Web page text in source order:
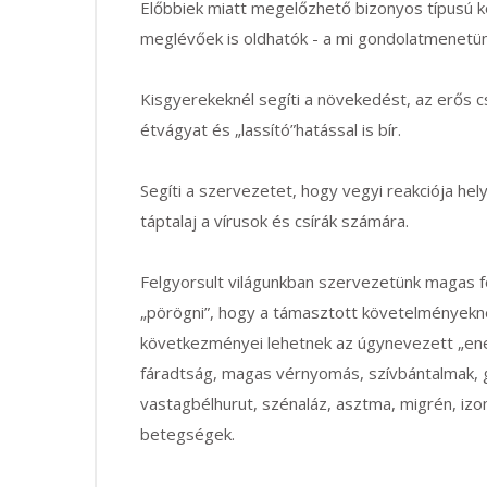
Előbbiek miatt megelőzhető bizonyos típusú
meglévőek is oldhatók - a mi
Kisgyerekeknél segíti a növekedést, az erős
étvágyat és „lassító”hatással is bír.
Segíti a szervezetet, hogy vegyi reakciója
táptalaj a vírusok és csírák számára.
Felgyorsult világunkban szervezetünk magas
„pörögni”, hogy a támasztott
következményei lehetnek az úgynevezett
fáradtság, magas vérnyomás,
vastagbélhurut, szénaláz, asztma, migrén,
betegségek.